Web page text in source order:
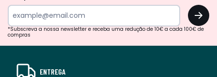
OK
*Subscreva a nossa newsletter e receba uma redução de 10€ a cada 100€ de
compras
ENTREGA